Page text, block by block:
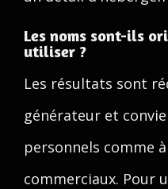
Les noms sont-ils
utiliser ?
Les résultats sont
générateur et
personnels comme
commerciaux. Pour